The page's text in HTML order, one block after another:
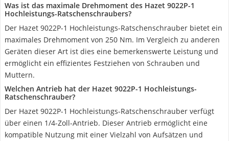
Was ist das maximale Drehmoment des Hazet 9022P-1
Hochleistungs-Ratschenschraubers?
Der Hazet 9022P-1 Hochleistungs-Ratschenschrauber bietet ein
maximales Drehmoment von 250 Nm. Im Vergleich zu anderen
Geräten dieser Art ist dies eine bemerkenswerte Leistung und
ermöglicht ein effizientes Festziehen von Schrauben und
Muttern.
Welchen Antrieb hat der Hazet 9022P-1 Hochleistungs-
Ratschenschrauber?
Der Hazet 9022P-1 Hochleistungs-Ratschenschrauber verfügt
über einen 1/4-Zoll-Antrieb. Dieser Antrieb ermöglicht eine
kompatible Nutzung mit einer Vielzahl von Aufsätzen und